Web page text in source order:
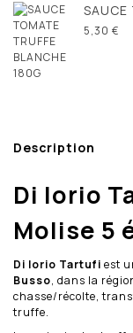
SAUCE
5,30 €
Description
Di Iorio
Molise 5
Di Iorio Tartufi est
Busso, dans la
chasse/récolte,
truffe.